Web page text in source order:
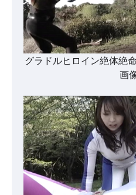
グラドルヒロイン絶体絶
画